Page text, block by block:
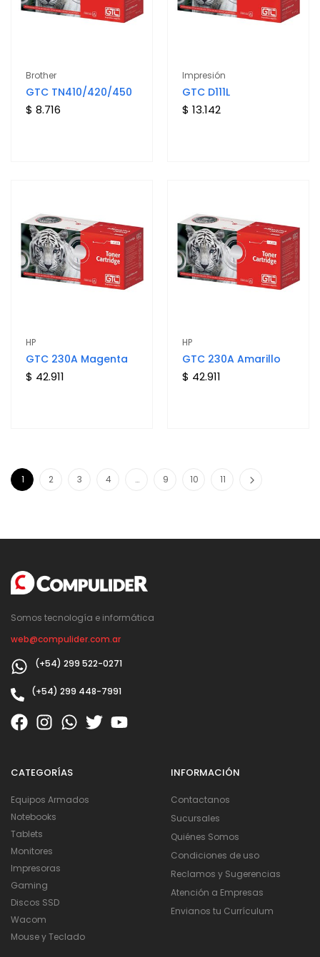
Brother
GTC TN410/420/450
$ 8.716
Impresión
GTC D111L
$ 13.142
HP
GTC 230A Magenta
$ 42.911
HP
GTC 230A Amarillo
$ 42.911
1 2 3 4 … 9 10 11
Somos tecnología e informática
web@compulider.com.ar
(+54) 299 522-0271
(+54) 299 448-7991
CATEGORÍAS
Equipos Armados
Notebooks
Tablets
Monitores
Impresoras
Gaming
Discos SSD
Wacom
Mouse y Teclado
INFORMACIÓN
Contactanos
Sucursales
Quiénes Somos
Condiciones de uso
Reclamos y Sugerencias
Atención a Empresas
Envianos tu Currículum